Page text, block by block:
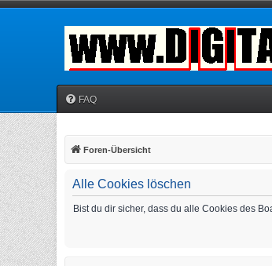
FAQ
Foren-Übersicht
Alle Cookies löschen
Bist du dir sicher, dass du alle Cookies des